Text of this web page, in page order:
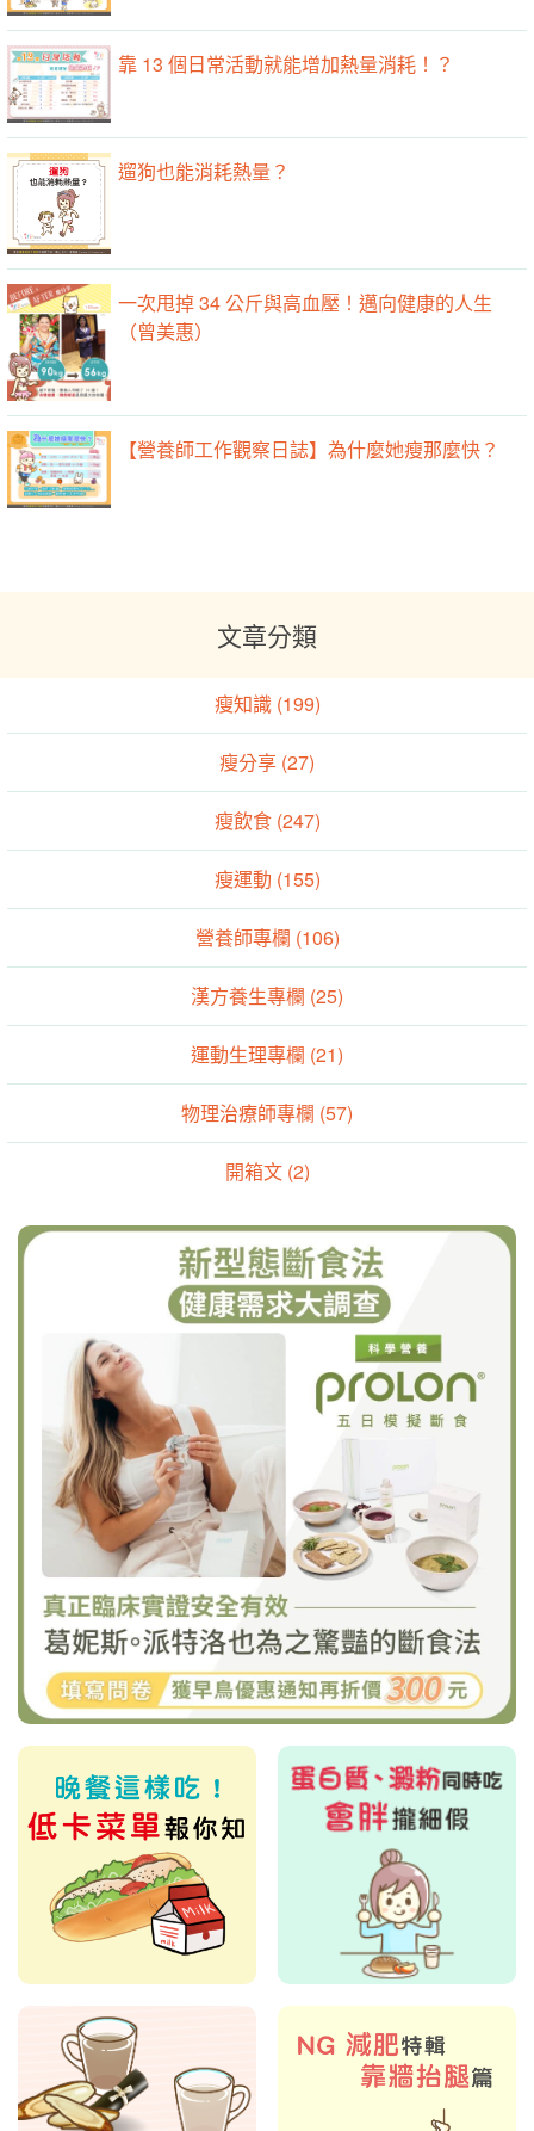
靠 13 個日常活動就能增加熱量消耗！？
遛狗也能消耗熱量？
一次甩掉 34 公斤與高血壓！邁向健康的人生
（曾美惠）
【營養師工作觀察日誌】為什麼她瘦那麼快？
文章分類
瘦知識 (199)
瘦分享 (27)
瘦飲食 (247)
瘦運動 (155)
營養師專欄 (106)
漢方養生專欄 (25)
運動生理專欄 (21)
物理治療師專欄 (57)
開箱文 (2)